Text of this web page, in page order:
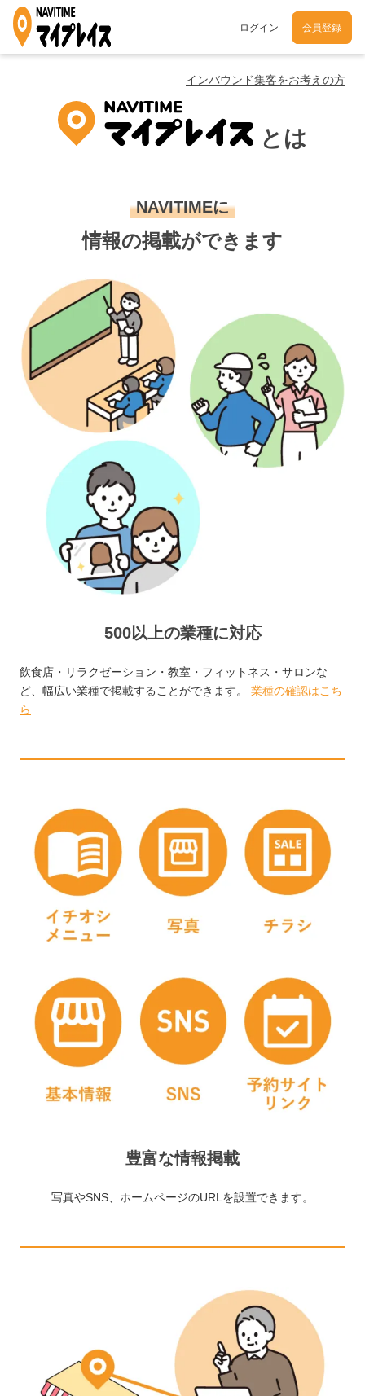
ログイン 会員登録
インバウンド集客をお考えの方
とは
NAVITIMEに
情報の掲載ができます
500以上の業種に対応
飲食店・リラクゼーション・教室・フィットネス・サロンな
ど、幅広い業種で掲載することができます。 業種の確認はこち
ら
豊富な情報掲載
写真やSNS、ホームページのURLを設置できます。